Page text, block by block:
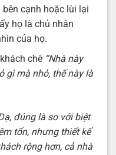
bên cạnh hoặc lùi lại
họ là chủ nhân
của họ.
chê “Nhà này
gì mà nhỏ, thế này là
đúng là so với biệt
tốn, nhưng thiết kế
rộng hơn, cả nhà